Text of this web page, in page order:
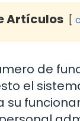
Artículos
de
el
su